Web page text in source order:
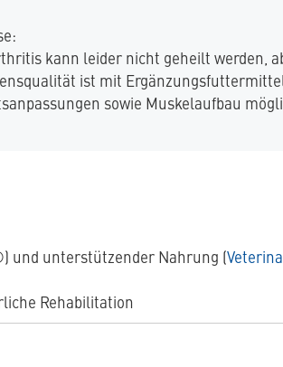
kann leider nicht geheilt werden,
ist mit
sowie Muskelaufbau
und unterstützender Nahrung (
Rehabilitation